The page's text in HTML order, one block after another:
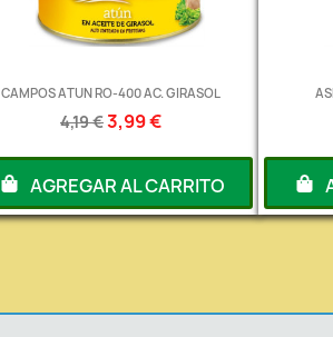
CAMPOS ATUN RO-400 AC. GIRASOL
4,19 €3,99 €
AGREGAR AL CARRITO